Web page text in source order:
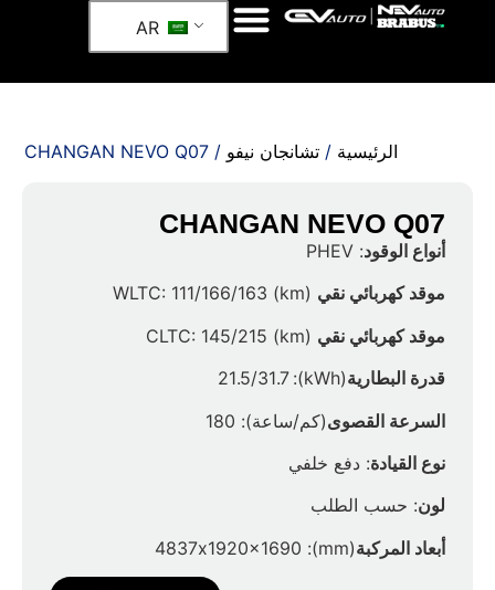
الرئيسية / تشانجان نيفو / CHANGAN NEVO Q07
CHANGAN NEVO Q07
أنواع الوقود: PHEV
موقد كهربائي نقي (km) WLTC: 111/166/163
موقد كهربائي نقي (km) CLTC: 145/215
قدرة البطارية(kWh): 21.5/31.7
السرعة القصوى(كم/ساعة): 180
نوع القيادة: دفع خلفي
لون: حسب الطلب
أبعاد المركبة(mm): 4837x1920x1690